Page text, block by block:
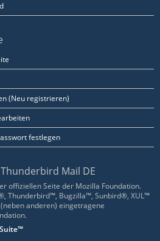
(Neu registrieren)
festlegen
Mail DE
offiziellen Seite der Mozilla Foundation.
Thunderbird™, Bugzilla™, Sunbird®, XUL™
anderen) eingetragene